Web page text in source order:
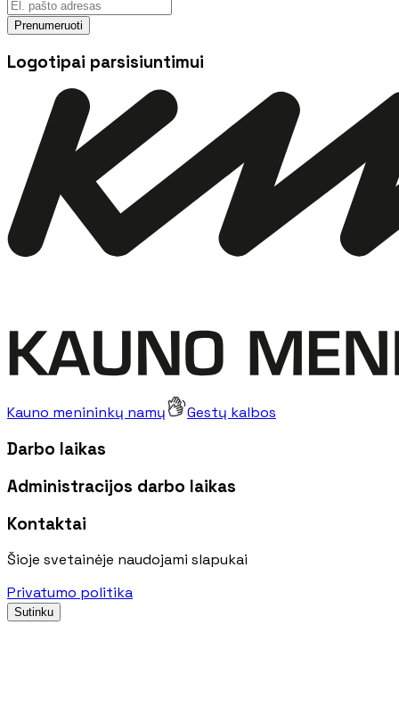
Prenumeruoti
Logotipai parsisiuntimui
Kauno menininkų namų Gestų kalbos
Darbo laikas
Administracijos darbo laikas
Kontaktai
Šioje svetainėje naudojami slapukai
Privatumo politika
Sutinku